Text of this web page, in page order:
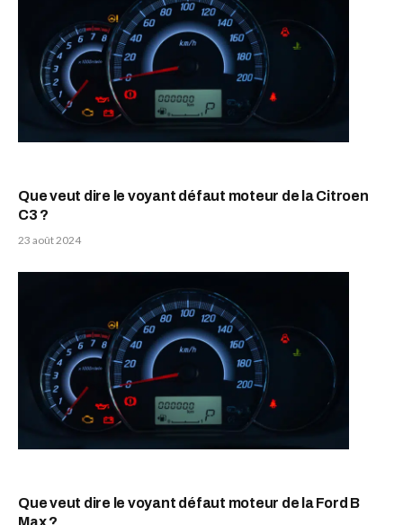
Que veut dire le voyant défaut moteur de la Citroen
C3 ?
23 août 2024
Que veut dire le voyant défaut moteur de la Ford B
Max ?